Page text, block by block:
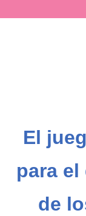
El
para
de